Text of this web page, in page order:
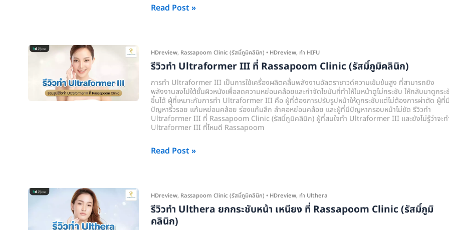
คลินิก)
Read Post »
HDreview, Rassapoom Clinic (รัสมิ์ภูมิคลินิก) • HDreview, ทำ HIFU
รีวิวทำ Ultraformer III ที่ Rassapoom Clinic (รัสมิ์ภูมิคลินิก)
การทำ Ultraformer III เป็นการใช้เครื่องผลิตคลื่นพลังงานอัลตราซาวด์ความเข้มข้นสูง ที่สามารถยิง
พลังงานลงไปใต้ชั้นผิวหนังเพื่อลดความหย่อนคล้อยและกำจัดไขมันที่ทำให้ใบหน้าดูไม่กระชับ ให้กลับมาดูกระ
ขึ้นได้ ผู้ที่เหมาะกับการทำ Ultraformer III คือ ผู้ที่ต้องการปรับรูปหน้าให้ดูกระชับแต่ไม่ต้องการผ่าตัด ผู้ที่มี
ปัญหาริ้วรอย แก้มหย่อนคล้อย ร่องแก้มลึก ลำคอหย่อนคล้อย และผู้ที่มีปัญหากรอบหน้าไม่ชัด รีวิวทำ
Ultraformer III ที่ Rassapoom Clinic (รัสมิ์ภูมิคลินิก) ผู้ที่สนใจทำ Ultraformer III และยังไม่รู้ว่าจะท
Ultraformer III ที่ไหนดี Rassapoom
รีวิว
ทำ
Ultraformer
III
ที่
Rassapoom
Clinic
มิ์
Read Post »
HDreview, Rassapoom Clinic (รัสมิ์ภูมิคลินิก) • HDreview, ทำ Ulthera
รีวิวทำ Ulthera ยกกระชับหน้า เหนียง ที่ Rassapoom Clinic (รัสมิ์ภูมิ
คลินิก)
รีวิว
ทำ
Ulthera